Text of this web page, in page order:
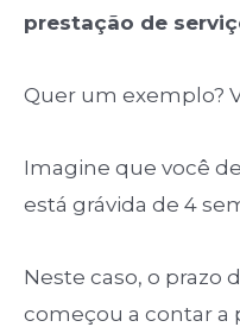
prestação de
Quer um exemplo?
Imagine que você
está grávida de 4
Neste caso, o prazo
começou a contar a